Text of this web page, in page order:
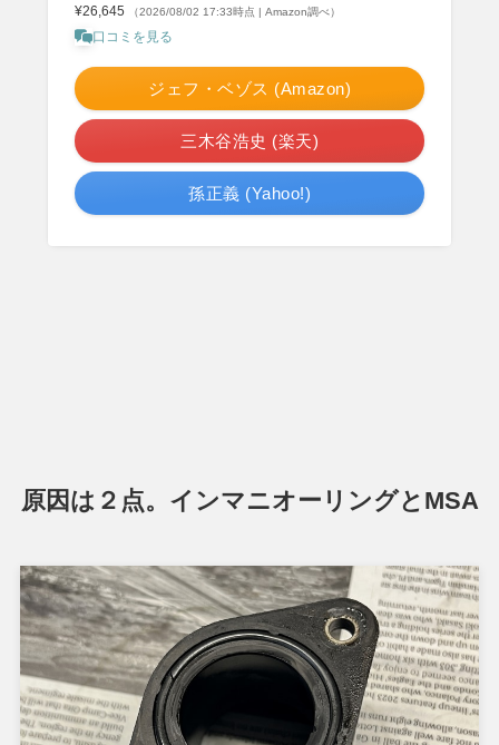
¥26,645
（2026/08/02 17:33時点 | Amazon調べ）
口コミを見る
ジェフ・ベゾス (Amazon)
三木谷浩史 (楽天)
孫正義 (Yahoo!)
原因は２点。インマニオーリングとMSA